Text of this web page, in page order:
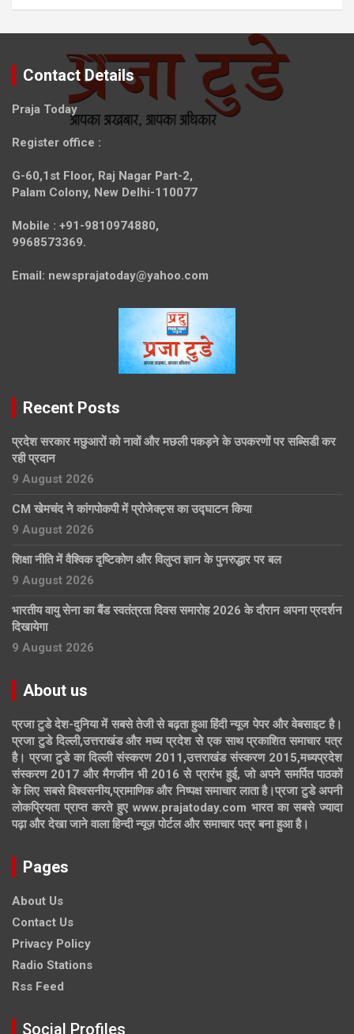
Contact Details
Praja Today
Register office :
G-60,1st Floor, Raj Nagar Part-2,
Palam Colony, New Delhi-110077
Mobile : +91-9810974880,
9968573369.
Email: newsprajatoday@yahoo.com
Recent Posts
प्रदेश सरकार मछुआरों को नावों और मछली पकड़ने के उपकरणों पर सब्सिडी कर
रही प्रदान
9 August 2026
CM खेमचंद ने कांगपोकपी में प्रोजेक्ट्स का उद्घाटन किया
9 August 2026
शिक्षा नीति में वैश्विक दृष्टिकोण और विलुप्त ज्ञान के पुनरुद्धार पर बल
9 August 2026
भारतीय वायु सेना का बैंड स्वतंत्रता दिवस समारोह 2026 के दौरान अपना प्रदर्शन
दिखायेगा
9 August 2026
About us
प्रजा टुडे देश-दुनिया में सबसे तेजी से बढ़ता हुआ हिंदी न्यूज पेपर और वेबसाइट है।
प्रजा टुडे दिल्ली,उत्तराखंड और मध्य प्रदेश से एक साथ प्रकाशित समाचार पत्र
है। प्रजा टुडे का दिल्ली संस्करण 2011,उत्तराखंड संस्करण 2015,मध्यप्रदेश
संस्करण 2017 और मैगजीन भी 2016 से प्रारंभ हुई, जो अपने समर्पित पाठकों
के लिए सबसे विश्वसनीय,प्रामाणिक और निष्पक्ष समाचार लाता है।प्रजा टुडे अपनी
लोकप्रियता प्राप्त करते हुए www.prajatoday.com भारत का सबसे ज्यादा
पढ़ा और देखा जाने वाला हिन्दी न्यूज़ पोर्टल और समाचार पत्र बना हुआ है।
Pages
About Us
Contact Us
Privacy Policy
Radio Stations
Rss Feed
Social Profiles